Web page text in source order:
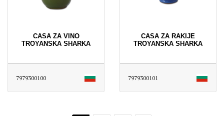
CASA ZA VINO
TROYANSKA SHARKA
7979300100
CASA ZA RAKIJE
TROYANSKA SHARKA
7979300101